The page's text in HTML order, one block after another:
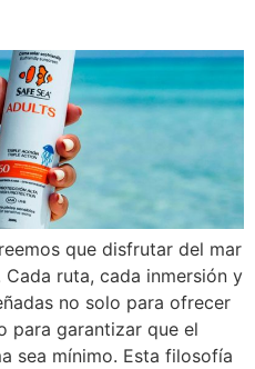
que disfrutar del mar
ruta, cada inmersión y
no solo para ofrecer
para garantizar que el
sea mínimo. Esta filosofía